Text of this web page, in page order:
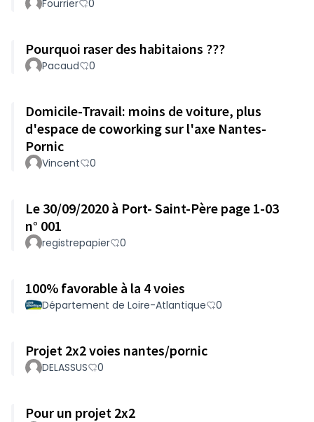
Fourrier 0
Pourquoi raser des habitaions ???
Pacaud 0
Domicile-Travail: moins de voiture, plus
d'espace de coworking sur l'axe Nantes-
Pornic
Vincent 0
Le 30/09/2020 à Port- Saint-Père page 1-03
n° 001
registrepapier 0
100% favorable à la 4 voies
Département de Loire-Atlantique 0
Projet 2x2 voies nantes/pornic
DELASSUS 0
Pour un projet 2x2